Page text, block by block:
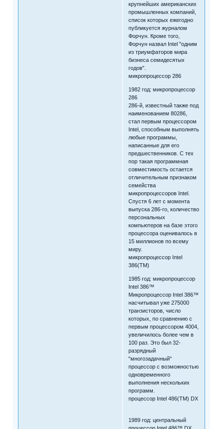
крупнейших американских
промышленных компаний,
список которых ежегодно
публикуется журналом
Форчун. Кроме того,
Форчун назвал Intel "одним
из триумфаторов мира
бизнеса семидесятых
годов".
микропроцессор 286
1982 год: микропроцессор
286
286-й, известный также под
наименованием 80286,
стал первым процессором
Intel, способным выполнять
любые программы,
написанные для его
предшественников. С тех
пор такая программная
совместимость остается
отличительным признаком
семейства
микропроцессоров Intel.
Спустя 6 лет с момента
выпуска 286-го, количество
персональных
компьютеров на базе этого
процессора оценивалось в
15 миллионов по всему
миру.
микропроцессор Intel
386(TM)
1985 год: микропроцессор
Intel 386™
Микропроцессор Intel 386™
насчитывал уже 275000
транзисторов, число
которых, по сравнению с
первым процессором 4004,
увеличилось более чем в
100 раз. Это был 32-
разрядный
"многозадачный"
процессор с возможностью
одновременного
выполнения нескольких
программ.
процессор Intel 486(TM) DX
1989 год: центральный